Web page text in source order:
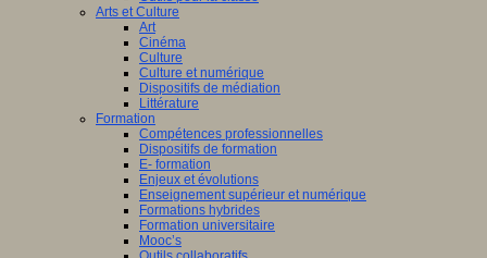
Arts et Culture
Art
Cinéma
Culture
Culture et numérique
Dispositifs de médiation
Littérature
Formation
Compétences professionnelles
Dispositifs de formation
E- formation
Enjeux et évolutions
Enseignement supérieur et numérique
Formations hybrides
Formation universitaire
Mooc’s